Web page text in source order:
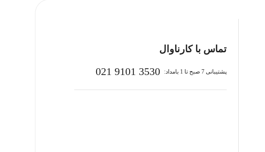
تماس با کارناوال
پشتیبانی 7 صبح تا 1 بامداد: 021 9101 3530